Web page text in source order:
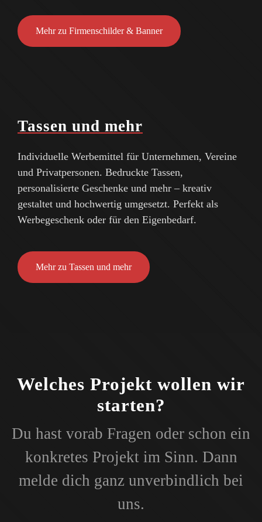
Mehr zu Firmenschilder & Banner
Tassen und mehr
Individuelle Werbemittel für Unternehmen, Vereine
und Privatpersonen. Bedruckte Tassen,
personalisierte Geschenke und mehr – kreativ
gestaltet und hochwertig umgesetzt. Perfekt als
Werbegeschenk oder für den Eigenbedarf.
Mehr zu Tassen und mehr
Welches Projekt wollen wir
starten?
Du hast vorab Fragen oder schon ein
konkretes Projekt im Sinn. Dann
melde dich ganz unverbindlich bei
uns.